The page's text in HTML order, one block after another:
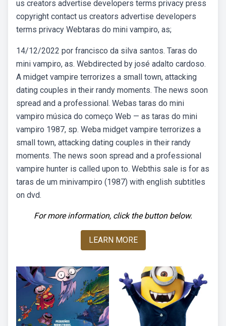
us creators advertise developers terms privacy press
copyright contact us creators advertise developers
terms privacy Webtaras do mini vampiro, as;
14/12/2022 por francisco da silva santos. Taras do
mini vampiro, as. Webdirected by josé adalto cardoso.
A midget vampire terrorizes a small town, attacking
dating couples in their randy moments. The news soon
spread and a professional. Webas taras do mini
vampiro música do começo Web — as taras do mini
vampiro 1987, sp. Weba midget vampire terrorizes a
small town, attacking dating couples in their randy
moments. The news soon spread and a professional
vampire hunter is called upon to. Webthis sale is for as
taras de um minivampiro (1987) with english subtitles
on dvd.
For more information, click the button below.
LEARN MORE